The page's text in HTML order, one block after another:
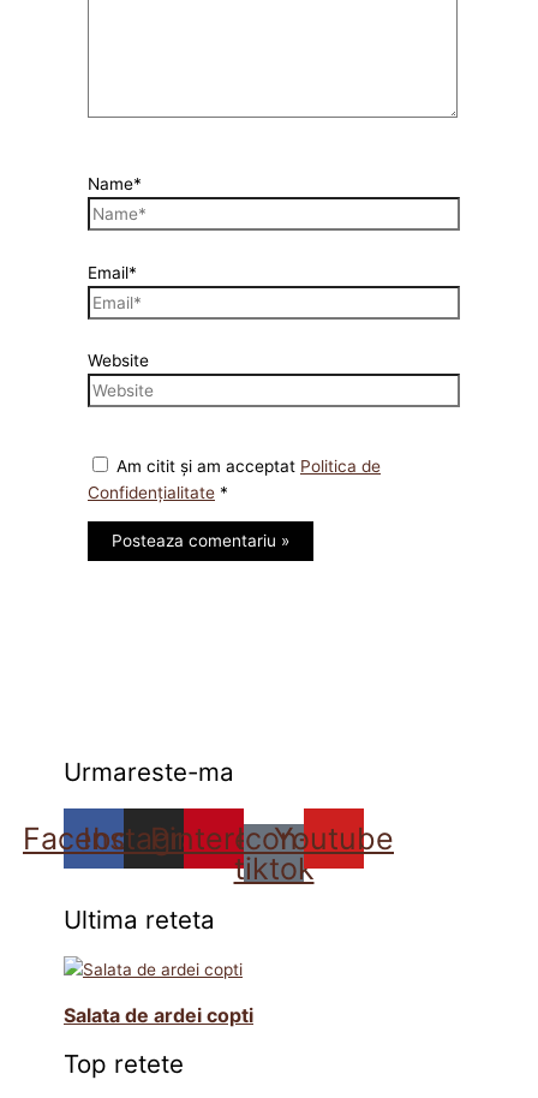
Name*
Email*
Website
Am citit și am acceptat Politica de
Confidențialitate *
Urmareste-ma
Facebook
Instagram
Pinterest
Icon-
tiktok
Youtube
Ultima reteta
Salata de ardei copti
Top retete